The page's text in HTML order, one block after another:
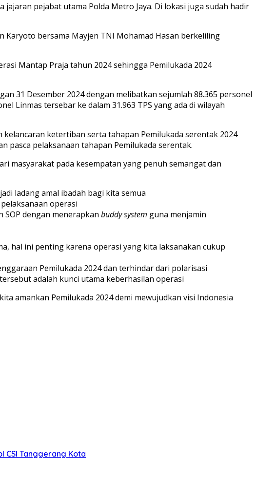
pejabat utama Polda Metro Jaya. Di lokasi juga sudah hadir
Karyoto bersama Mayjen TNI Mohamad Hasan berkeliling
Mantap Praja tahun 2024 sehingga Pemilukada 2024
31 Desember 2024 dengan melibatkan sejumlah 88.365 personel
Linmas tersebar ke dalam 31.963 TPS yang ada di wilayah
ketertiban serta tahapan Pemilukada serentak 2024
pasca pelaksanaan tahapan Pemilukada serentak.
masyarakat pada kesempatan yang penuh semangat dan
ladang amal ibadah bagi kita semua
operasi
dengan menerapkan buddy system guna menjamin
hal ini penting karena operasi yang kita laksanakan cukup
Pemilukada 2024 dan terhindar dari polarisasi
adalah kunci utama keberhasilan operasi
amankan Pemilukada 2024 demi mewujudkan visi Indonesia
CSI Tanggerang Kota